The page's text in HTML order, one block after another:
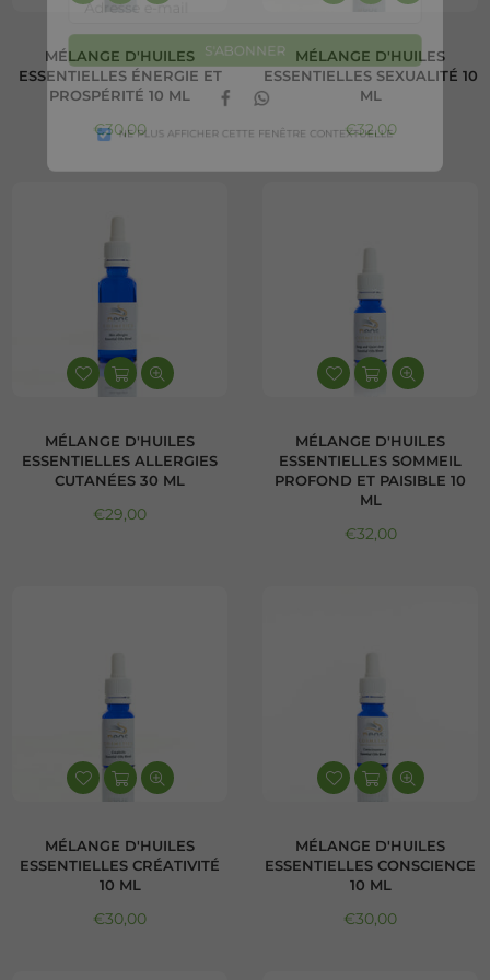
S'ABONNER
Facebook
NE PLUS AFFICHER CETTE FENÊTRE CONTEXTUELLE
MÉLANGE D'HUILES
ESSENTIELLES ÉNERGIE ET
PROSPÉRITÉ 10 ML
Prix régulier
€30,00
MÉLANGE D'HUILES
ESSENTIELLES SEXUALITÉ 10
ML
Prix régulier
€32,00
MÉLANGE D'HUILES
ESSENTIELLES ALLERGIES
CUTANÉES 30 ML
Prix régulier
€29,00
MÉLANGE D'HUILES
ESSENTIELLES SOMMEIL
PROFOND ET PAISIBLE 10
ML
Prix régulier
€32,00
MÉLANGE D'HUILES
ESSENTIELLES CRÉATIVITÉ
10 ML
Prix régulier
€30,00
MÉLANGE D'HUILES
ESSENTIELLES CONSCIENCE
10 ML
Prix régulier
€30,00